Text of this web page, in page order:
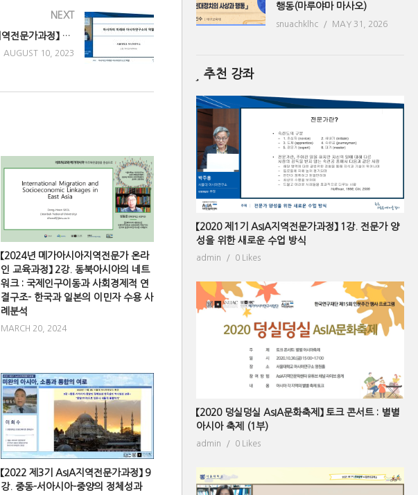
NEXT
【2020 제1기 AsIA지역전문가과정】 12강. 아시아의 미래와 아시아연구소의 역할
AUGUST 10, 2023
【2024년 메가아시아지역전문가 온라
인 교육과정】 2강. 동북아시아의 네트
워크 : 국제인구이동과 사회경제적 연
결구조- 한국과 일본의 이민자 수용 사
례분석
MARCH 20, 2024
【2022 제3기 AsIA지역전문가과정】 9
강. 중동-서아시아-중양의 정체성과
행동(마루야마 마사오)
snuachklhc MAY 31, 2026
추천 강좌
【2020 제1기 AsIA지역전문가과정】 1강. 전문가 양
성을 위한 새로운 수업 방식
admin 0 Likes
【2020 덩실덩실 AsIA문화축제】 토크 콘서트 : 별별
아시아 축제 (1부)
admin 0 Likes